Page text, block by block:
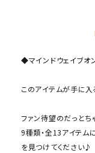
◆マインドウェイブオ
このアイテムが手に入
ファン待望のだっとち
9種類・全13アイテム
を見つけてください♪